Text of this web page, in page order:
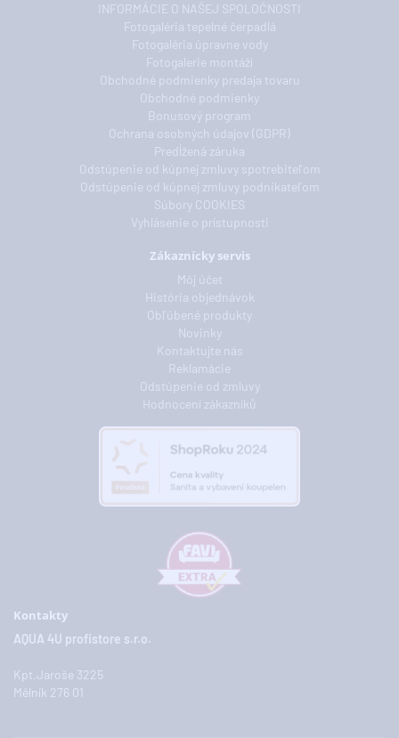
INFORMÁCIE O NAŠEJ SPOLOČNOSTI
Fotogaléria tepelné čerpadlá
Fotogaléria úpravne vody
Fotogalerie montáží
Obchodné podmienky predaja tovaru
Obchodné podmienky
Bonusový program
Ochrana osobných údajov (GDPR)
Predĺžená záruka
Odstúpenie od kúpnej zmluvy spotrebiteľom
Odstúpenie od kúpnej zmluvy podnikateľom
Súbory COOKIES
Vyhlásenie o prístupnosti
Zákaznícky servis
Môj účet
História objednávok
Obľúbené produkty
Novinky
Kontaktujte nás
Reklamácie
Odstúpenie od zmluvy
Hodnocení zákazníků
Kontakty
AQUA 4U profistore s.r.o.
Kpt.Jaroše 3225
Mělník 276 01